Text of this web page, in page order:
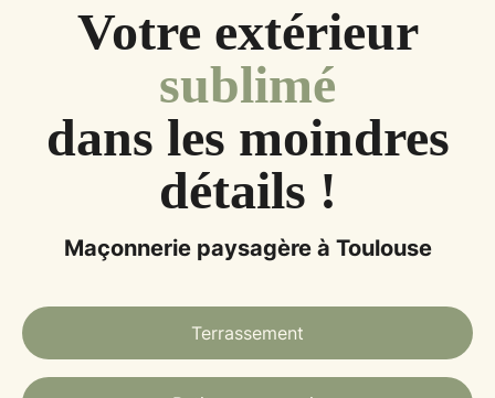
Maçonnerie paysagère à Toulouse
Votre extérieur
sublimé
dans les moindres
détails !
Terrassement